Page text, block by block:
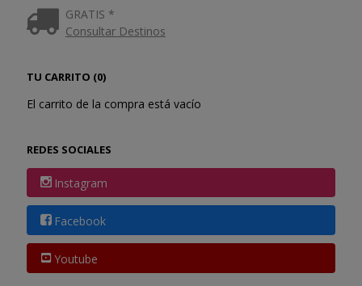
GRATIS *
Consultar Destinos
TU CARRITO (0)
El carrito de la compra está vacío
REDES SOCIALES
Instagram
Facebook
Youtube